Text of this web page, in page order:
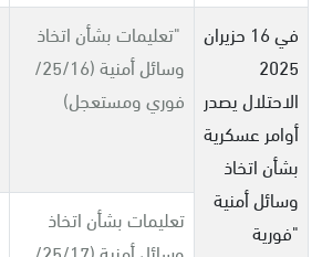
في 16 حزيران
2025
الاحتلال يصدر
أوامر عسكرية
بشأن اتخاذ
وسائل أمنية
"فورية
"تعليمات بشأن اتخاذ
وسائل أمنية (25/16/
فوري ومستعجل)
تعليمات بشأن اتخاذ